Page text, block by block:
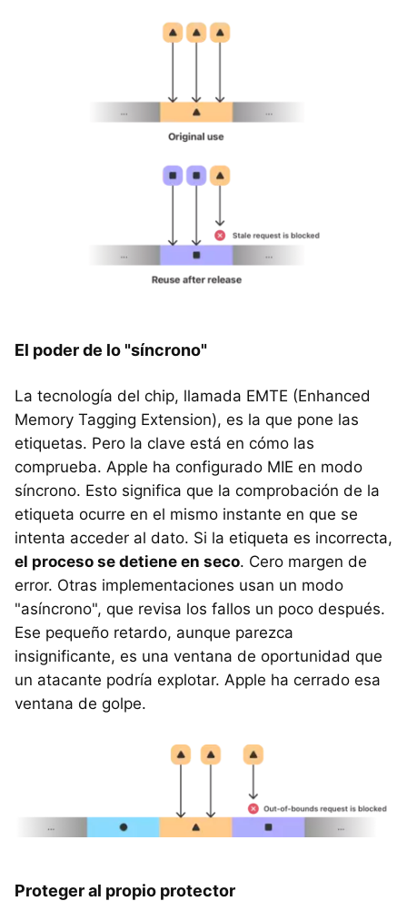
El poder de lo "síncrono"
La tecnología del chip, llamada EMTE (Enhanced
Memory Tagging Extension), es la que pone las
etiquetas. Pero la clave está en cómo las
comprueba. Apple ha configurado MIE en modo
síncrono. Esto significa que la comprobación de la
etiqueta ocurre en el mismo instante en que se
intenta acceder al dato. Si la etiqueta es incorrecta,
el proceso se detiene en seco. Cero margen de
error. Otras implementaciones usan un modo
"asíncrono", que revisa los fallos un poco después.
Ese pequeño retardo, aunque parezca
insignificante, es una ventana de oportunidad que
un atacante podría explotar. Apple ha cerrado esa
ventana de golpe.
Proteger al propio protector